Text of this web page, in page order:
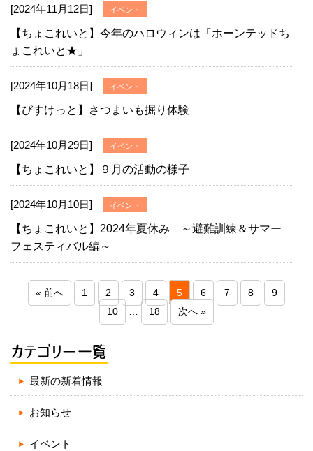
[2024年11月12日] イベント
【ちょこれいと】今年のハロウィンは「ホーンテッドち
ょこれいと★」
[2024年10月18日] イベント
【びすけっと】さつまいも掘り体験
[2024年10月29日] イベント
【ちょこれいと】９月の活動の様子
[2024年10月10日] イベント
【ちょこれいと】2024年夏休み ～避難訓練＆サマー
フェスティバル編～
« 前へ 1 2 3 4 5 6 7 8
9
10
… 18 次へ »
最新の新着情報
お知らせ
イベント